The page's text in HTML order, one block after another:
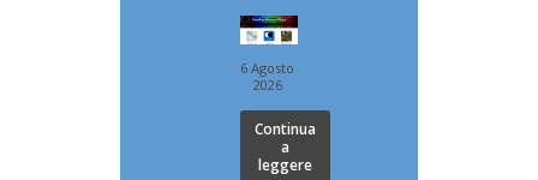
6 Agosto
2026
Continua
a
leggere